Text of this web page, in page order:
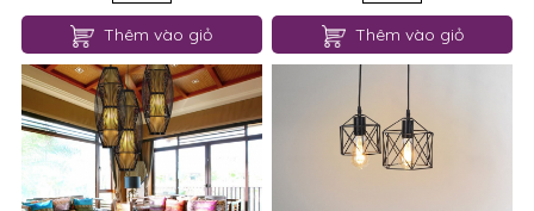
Thêm vào giỏ Thêm vào giỏ